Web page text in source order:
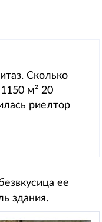
Сколько
м² 20
риелтор
ее
здания.